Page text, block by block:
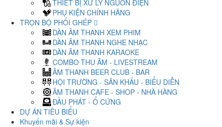
THIẾT BỊ XỬ LÝ NGUỒN ĐIỆN
PHỤ KIỆN CHÍNH HÃNG
TRỌN BỘ PHỐI GHÉP
DÀN ÂM THANH XEM PHIM
DÀN ÂM THANH NGHE NHẠC
DÀN ÂM THANH KARAOKE
COMBO THU ÂM - LIVESTREAM
ÂM THANH BEER CLUB - BAR
HỘI TRƯỜNG - SÂN KHẤU - BIỂU DIỄN
ÂM THANH CAFE - SHOP - NHÀ HÀNG
ĐẦU PHÁT - Ổ CỨNG
DỰ ÁN TIÊU BIỂU
Khuyến mãi & Sự kiện